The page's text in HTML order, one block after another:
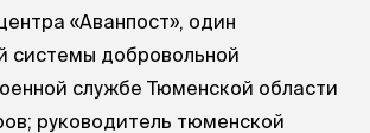
«Аванпост», один
системы добровольной
службе Тюменской области
руководитель тюменской